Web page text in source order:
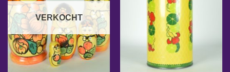
VERKOCHT